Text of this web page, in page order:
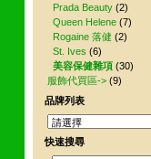
Prada Beauty (2)
Queen Helene (7)
Rogaine 落健 (2)
St. Ives (6)
美容保健雜項 (30)
服飾代買區-> (9)
品牌列表
快速搜尋